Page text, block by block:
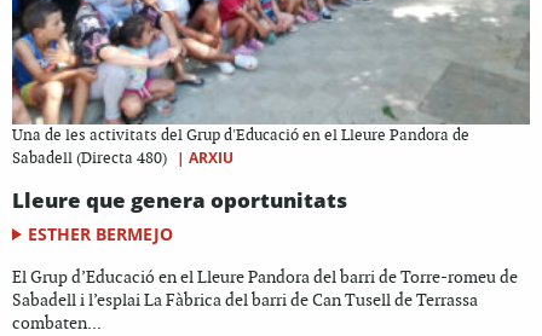
Una de les activitats del Grup d'Educació en el Lleure Pandora de
Sabadell (Directa 480)
| ARXIU
Lleure que genera oportunitats
ESTHER BERMEJO
El Grup d’Educació en el Lleure Pandora del barri de Torre-romeu de
Sabadell i l’esplai La Fàbrica del barri de Can Tusell de Terrassa
combaten...